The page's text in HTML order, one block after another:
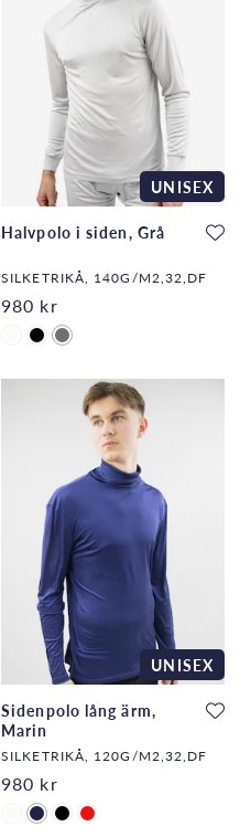
UNISEX
Halvpolo i siden, Grå
SILKETRIKÅ, 140G/M2,32,DF
980 kr
UNISEX
Sidenpolo lång ärm,
Marin
SILKETRIKÅ, 120G/M2,32,DF
980 kr